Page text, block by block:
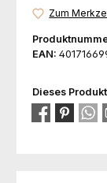
Zum
EAN:
Dieses